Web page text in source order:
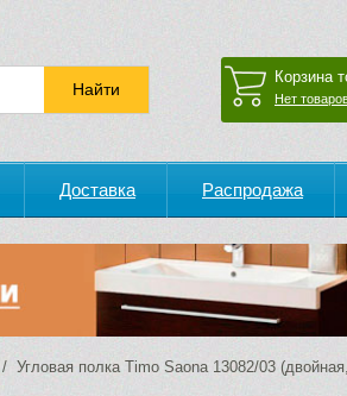
Корзина
Нет
Доставка Распродажа
/ Угловая полка Timo Saona 13082/03